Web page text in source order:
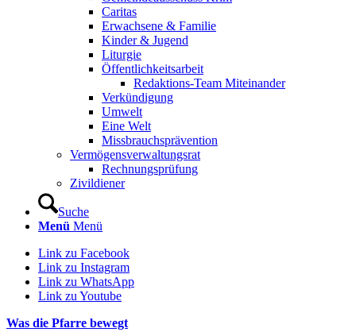
Caritas
Erwachsene & Familie
Kinder & Jugend
Liturgie
Öffentlichkeitsarbeit
Redaktions-Team Miteinander
Verkündigung
Umwelt
Eine Welt
Missbrauchsprävention
Vermögensverwaltungsrat
Rechnungsprüfung
Zivildiener
Suche
Menü Menü
Link zu Facebook
Link zu Instagram
Link zu WhatsApp
Link zu Youtube
Was die Pfarre bewegt